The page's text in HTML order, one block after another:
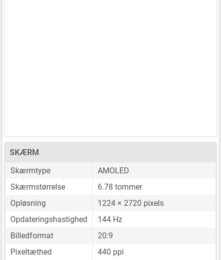
SKÆRM
Skærmtype
AMOLED
Skærmstørrelse
6.78 tommer
Opløsning
1224 × 2720 pixels
Opdateringshastighed
144 Hz
Billedformat
20:9
Pixeltæthed
440 ppi